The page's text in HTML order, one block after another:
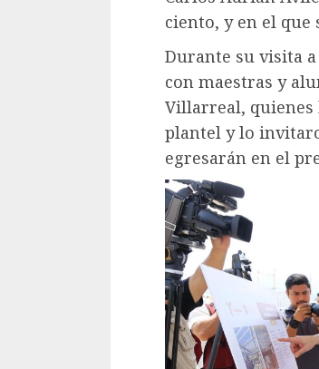
ciento, y en el que
Durante su visita
con maestras y
Villarreal,
plantel y lo
egresarán en el